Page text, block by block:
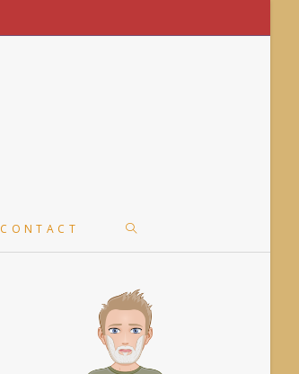
CONTACT TOGGLE
SEARCH